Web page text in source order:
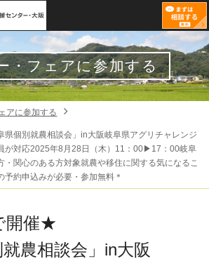
・フェアに参加する
アに参加する
個別就農相談会」in大阪岐阜県アグリチャレンジ
が対応2025年8月28日（木）11：00▶17：00岐阜
・関心のある方対象就農や移住に関する気になるこ
予約申込みが必要・参加無料＊
開催★
就農相談会」in大阪